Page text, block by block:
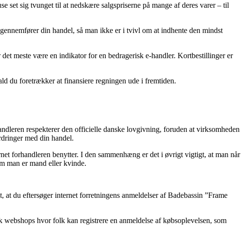
set sig tvunget til at nedskære salgspriserne på mange af deres varer – til
din handel, så man ikke er i tvivl om at indhente den mindst
meste være en indikator for en bedragerisk e-handler. Kortbestillinger er
du foretrækker at finansiere regningen ude i fremtiden.
respekterer den officielle danske lovgivning, foruden at virksomheden
med din handel.
forhandleren benytter. I den sammenhæng er det i øvrigt vigtigt, at man når
man er mand eller kvinde.
du eftersøger internet forretningens anmeldelser af Badebassin ”Frame
hvor folk kan registrere en anmeldelse af købsoplevelsen, som